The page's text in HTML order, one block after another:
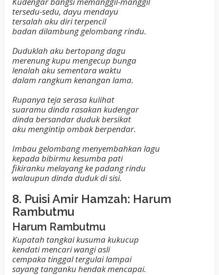
tersedu-sedu, dayu mendayu
tersalah aku diri terpencil
badan dilambung gelombang rindu.
Duduklah aku bertopang dagu
merenung kupu mengecup bunga
lenalah aku sementara waktu
dalam rangkum kenangan lama.
Rupanya teja serasa kulihat
suaramu dinda rasakan kudengar
dinda bersandar duduk bersikat
aku mengintip ombak berpendar.
Imbau gelombang menyembahkan lagu
kepada bibirmu kesumba pati
fikiranku melayang ke padang rindu
walaupun dinda duduk di sisi.
8. Puisi Amir Hamzah: Harum
Rambutmu
Harum Rambutmu
Kupatah tangkai kusuma kukucup
kendati mencari wangi asli
cempaka tinggal tergulai lampai
sayang tanganku hendak mencapai.